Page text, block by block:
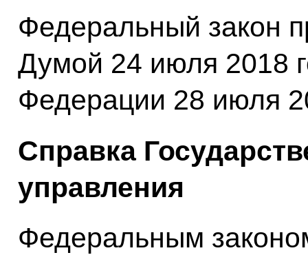
Федеральный закон
Думой 24 июля 2018
Федерации 28 июля
Справка
управления
Федеральным